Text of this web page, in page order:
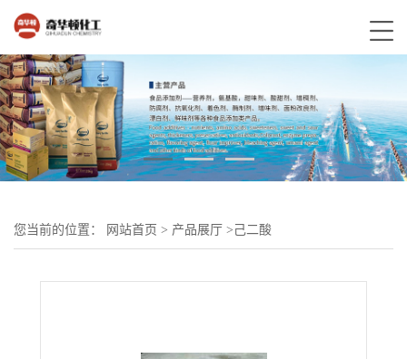
您当前的位置： 网站首页 > 产品展厅 > 己二酸